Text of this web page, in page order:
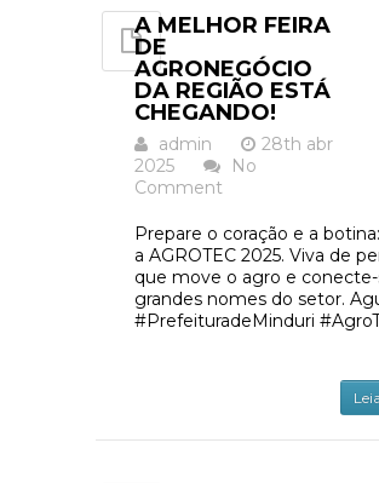
A MELHOR FEIRA
DE
AGRONEGÓCIO
DA REGIÃO ESTÁ
CHEGANDO!
admin
28th abr
2025
No
Comment
Prepare o coração e a
a AGROTEC 2025. Viva de
que move o agro e
grandes nomes do setor.
#PrefeituradeMinduri